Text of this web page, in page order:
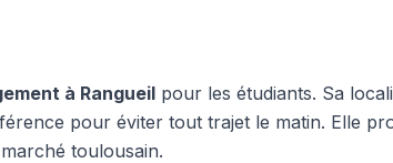
à Rangueil pour les étudiants. Sa
pour éviter tout trajet le matin. Elle
toulousain.